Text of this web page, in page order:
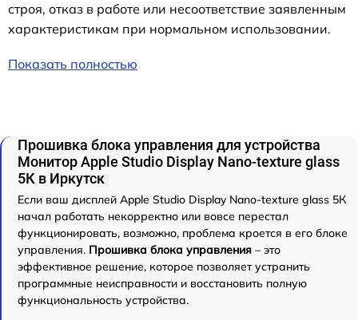
строя, отказ в работе или несоответствие заявленным
характеристикам при нормальном использовании.
Показать полностью
Прошивка блока управления для устройства
Монитор Apple Studio Display Nano-texture glass
5К в Иркутск
Если ваш дисплей Apple Studio Display Nano-texture glass 5К
начал работать некорректно или вовсе перестал
функционировать, возможно, проблема кроется в его блоке
управления. Прошивка блока управления – это
эффективное решение, которое позволяет устранить
программные неисправности и восстановить полную
функциональность устройства.